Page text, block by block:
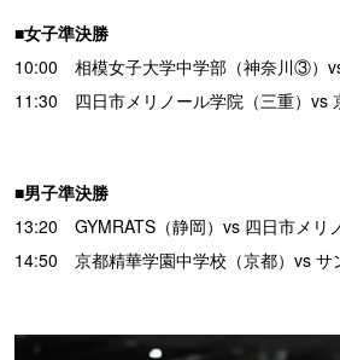
■女子準決勝
10:00 相模女子大学中学部（神奈川③）vs
11:30 四日市メリノール学院（三重）vs
■男子準決勝
13:20 GYMRATS（静岡）vs 四日市メリ
14:50 京都精華学園中学校（京都）vs サ